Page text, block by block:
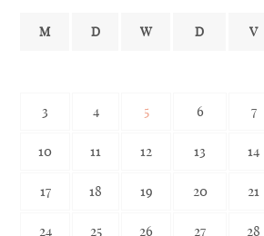
M D W D V
3 4 5 6 7
10 11 12 13 14
17 18 19 20 21
24 25 26 27 28